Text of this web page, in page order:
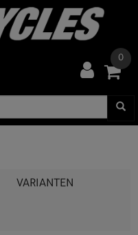
0
VARIANTEN